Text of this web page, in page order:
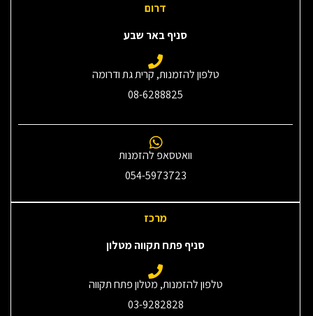
דרום
סניף באר שבע
טלפון להזמנות, קרית גת ודרומה
08-6288825
וואטסאפ להזמנות
054-5973723
מרכז
סניף פתח תקווה מטלון
טלפון להזמנות, מטלון פתח תקווה
03-9282828